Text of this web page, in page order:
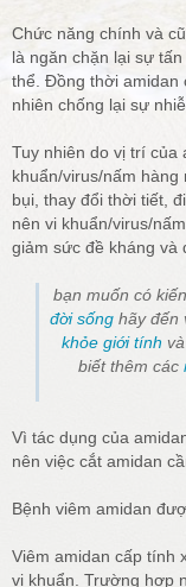
Chức năng chính và
là ngăn chặn lại sự
thể. Đồng thời amidan
nhiên chống lại sự
Tuy nhiên do vị trí của
khuẩn/virus/nấm
bụi, thay đổi thời tiết,
nên vi khuẩn/virus/
giảm sức đề kháng và
bạn muốn có
đời sống hãy đến
khỏe giới tính và
biết thêm các
Vì tác dụng của
nên việc cắt amidan
Bệnh viêm amidan
Viêm amidan cấp tính
vi khuẩn. Trường hợp